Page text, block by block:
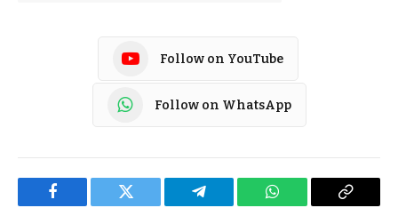
Follow on YouTube
Follow on WhatsApp